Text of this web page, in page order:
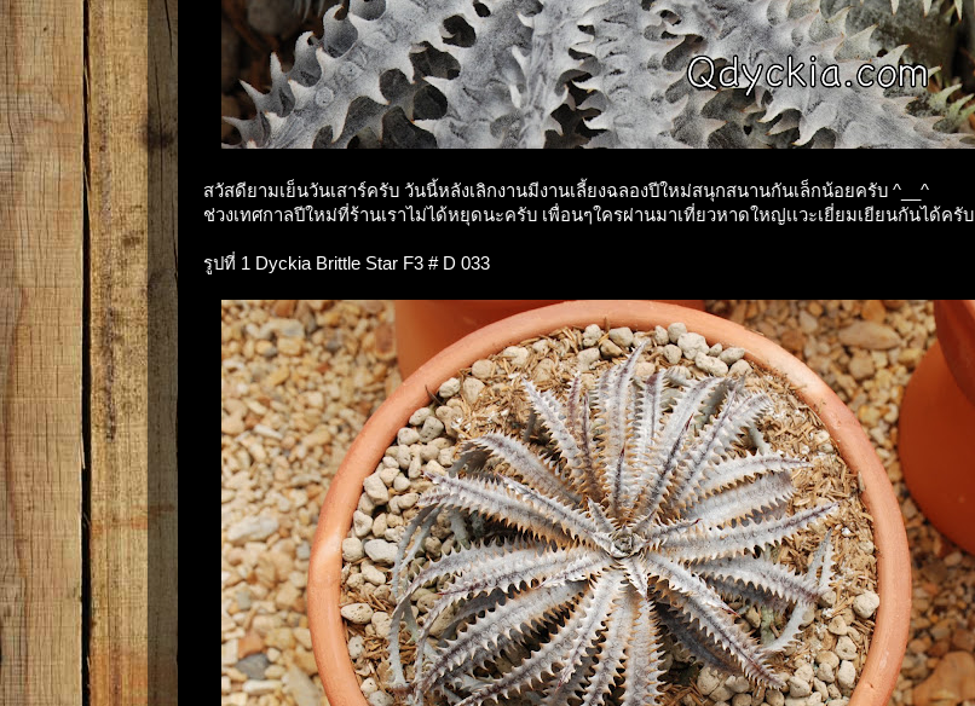
สวัสดียามเย็นวันเสาร์ครับ วันนี้หลังเลิกงานมีงานเลี้ยงฉลองปีใหม่สนุกสนานกันเล็กน้อยครับ ^__^
ช่วงเทศกาลปีใหม่ที่ร้านเราไม่ได้หยุดนะครับ เพื่อนๆใครผ่านมาเที่ยวหาดใหญ่เเวะเยี่ยมเยียนกันได้ครับ
รูปที่ 1 Dyckia Brittle Star F3 # D 033